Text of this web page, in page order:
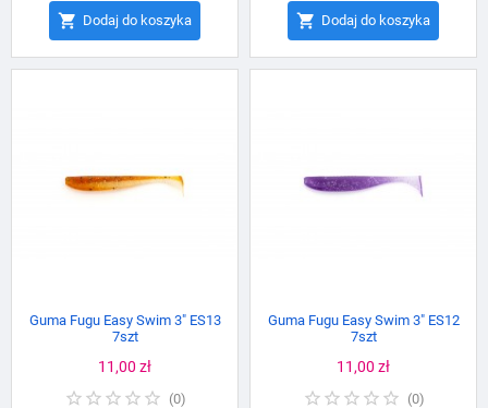
 Dodaj do koszyka  Dodaj do koszyka
Guma Fugu Easy Swim 3" ES13
7szt
Cena
11,00 zł
(0)
Guma Fugu Easy Swim 3" ES12
7szt
Cena
11,00 zł
(0)